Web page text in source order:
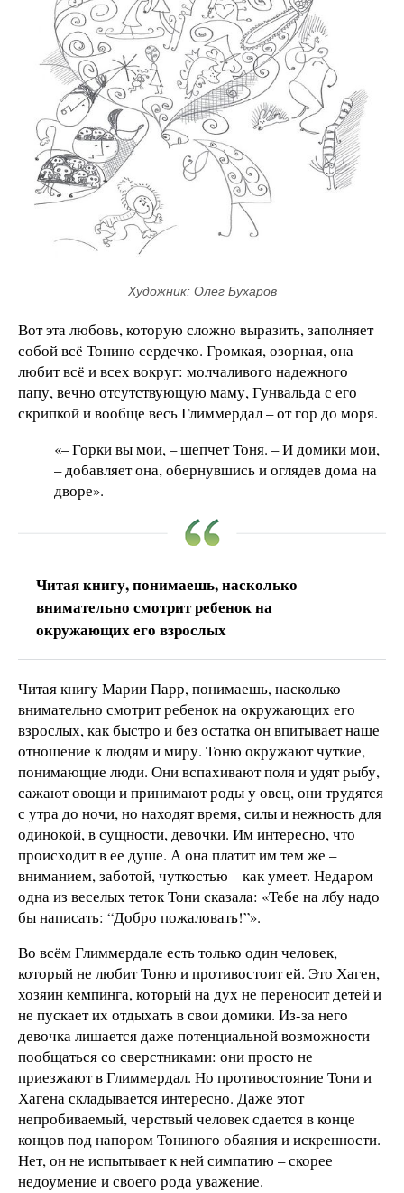
Художник: Олег Бухаров
Вот эта любовь, которую сложно выразить, заполняет
собой всё Тонино сердечко. Громкая, озорная, она
любит всё и всех вокруг: молчаливого надежного
папу, вечно отсутствующую маму, Гунвальда с его
скрипкой и вообще весь Глиммердал – от гор до моря.
«– Горки вы мои, – шепчет Тоня. – И домики мои,
– добавляет она, обернувшись и оглядев дома на
дворе».
Читая книгу, понимаешь, насколько
внимательно смотрит ребенок на
окружающих его взрослых
Читая книгу Марии Парр, понимаешь, насколько
внимательно смотрит ребенок на окружающих его
взрослых, как быстро и без остатка он впитывает наше
отношение к людям и миру. Тоню окружают чуткие,
понимающие люди. Они вспахивают поля и удят рыбу,
сажают овощи и принимают роды у овец, они трудятся
с утра до ночи, но находят время, силы и нежность для
одинокой, в сущности, девочки. Им интересно, что
происходит в ее душе. А она платит им тем же –
вниманием, заботой, чуткостью – как умеет. Недаром
одна из веселых теток Тони сказала: «Тебе на лбу надо
бы написать: “Добро пожаловать!”».
Во всём Глиммердале есть только один человек,
который не любит Тоню и противостоит ей. Это Хаген,
хозяин кемпинга, который на дух не переносит детей и
не пускает их отдыхать в свои домики. Из-за него
девочка лишается даже потенциальной возможности
пообщаться со сверстниками: они просто не
приезжают в Глиммердал. Но противостояние Тони и
Хагена складывается интересно. Даже этот
непробиваемый, черствый человек сдается в конце
концов под напором Тониного обаяния и искренности.
Нет, он не испытывает к ней симпатию – скорее
недоумение и своего рода уважение.